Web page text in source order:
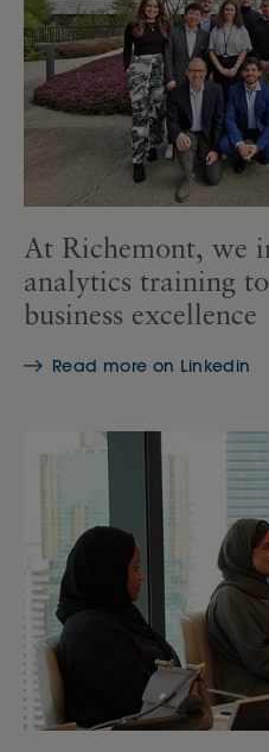
At Richemont, we
analytics training
business excellence
Read more on Linkedin